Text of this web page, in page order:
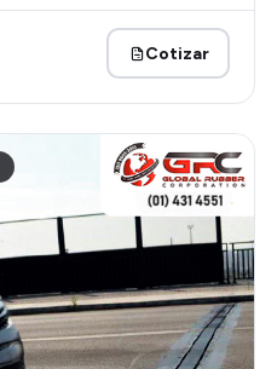
Cotizar